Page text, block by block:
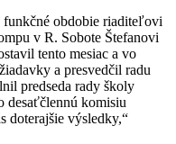
funkčné obdobie riaditeľovi
v R. Sobote Štefanovi
tento mesiac a vo
a presvedčil radu
predseda rady školy
desaťčlennú komisiu
doterajšie výsledky,“